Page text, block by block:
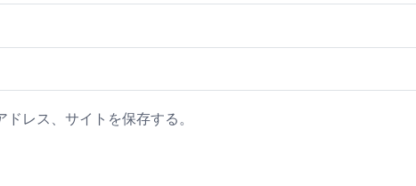
レス、サイトを保存する。